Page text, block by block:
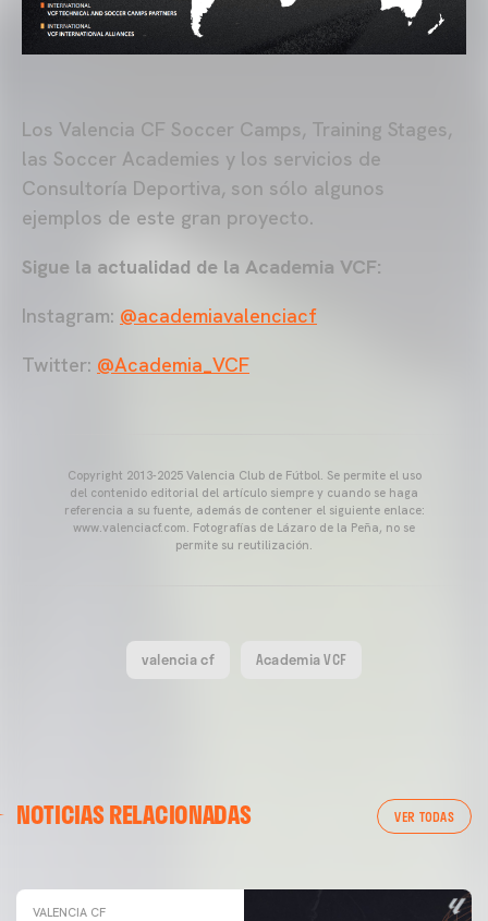
Los Valencia CF Soccer Camps, Training Stages,
las Soccer Academies y los servicios de
Consultoría Deportiva, son sólo algunos
ejemplos de este gran proyecto.
Sigue la actualidad de la Academia VCF:
Instagram: @academiavalenciacf
Twitter: @Academia_VCF
Copyright 2013-2025 Valencia Club de Fútbol. Se permite el uso
del contenido editorial del artículo siempre y cuando se haga
referencia a su fuente, además de contener el siguiente enlace:
www.valenciacf.com. Fotografías de Lázaro de la Peña, no se
permite su reutilización.
valencia cf Academia VCF
NOTICIAS RELACIONADAS VER TODAS
ENTRENAMIENTO DEL VALENCIA CF 04/03/26
VALENCIA CF